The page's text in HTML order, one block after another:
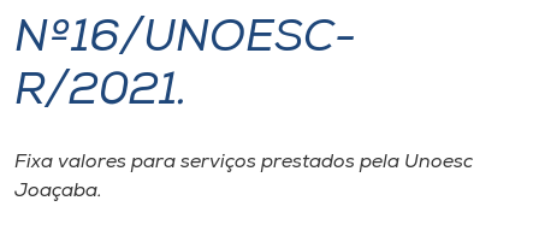
I.nova
Cultura
Nº16/UNOESC-
R/2021.
Fixa valores para serviços prestados pela Unoesc
Joaçaba.